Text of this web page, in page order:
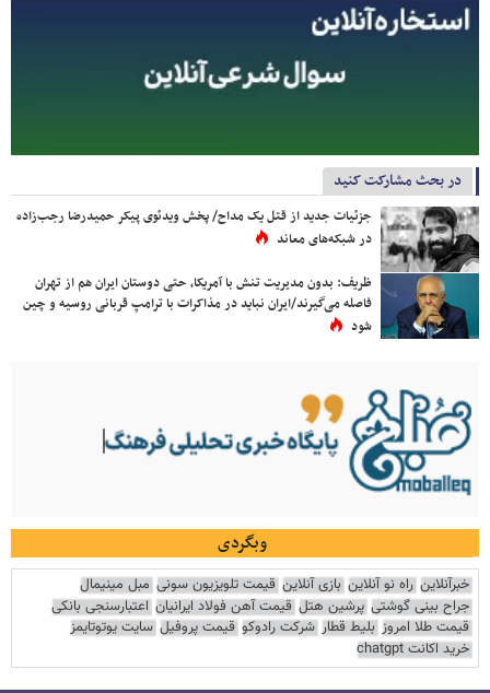
در بحث مشارکت کنید
جزئیات جدید از قتل یک مداح/ پخش ویدئوی پیکر حمیدرضا رجب‌زاده
در شبکه‌های معاند
ظریف: بدون مدیریت تنش با آمریکا، حتی دوستان ایران هم از تهران
فاصله می‌گیرند/ایران نباید در مذاکرات با ترامپ قربانی روسیه و چین
شود
وبگردی
خبرآنلاین راه نو آنلاین بازی آنلاین قیمت تلویزیون سونی مبل مینیمال
جراح بینی گوشتی پرشین هتل قیمت آهن فولاد ایرانیان اعتبارسنجی بانکی
قیمت طلا امروز بلیط قطار شرکت رادوکو قیمت پروفیل سایت یوتوتایمز
خرید اکانت chatgpt